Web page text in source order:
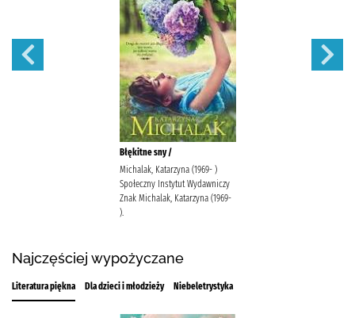
Błękitne sny /
Michalak, Katarzyna (1969- )
Społeczny Instytut Wydawniczy
Znak Michalak, Katarzyna (1969-
).
Najczęściej wypożyczane
Literatura piękna Dla dzieci i młodzieży Niebeletrystyka